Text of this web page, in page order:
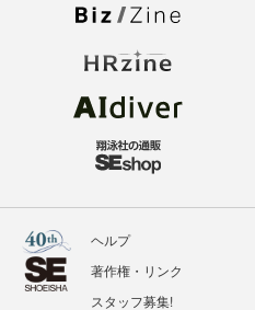
ヘルプ
著作権・リンク
スタッフ募集!